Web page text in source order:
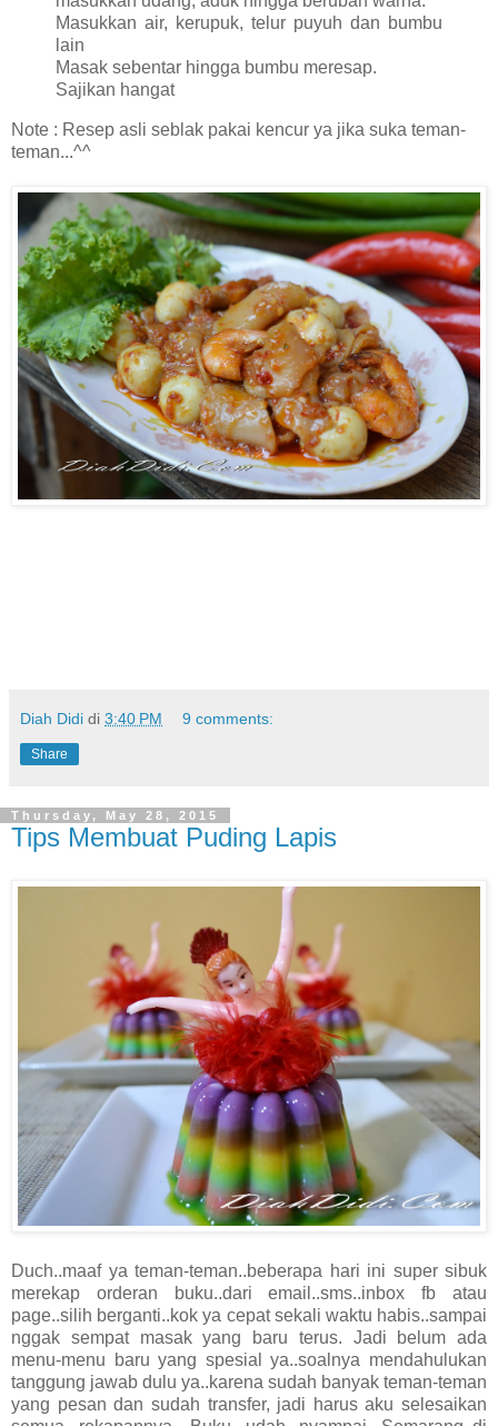
Masukkan air, kerupuk, telur puyuh dan bumbu
lain
Masak sebentar hingga bumbu meresap.
Sajikan hangat
Note : Resep asli seblak pakai kencur ya jika suka teman-
teman...^^
Diah Didi di 3:40 PM 9 comments:
Share
Thursday, May 28, 2015
Tips Membuat Puding Lapis
Duch..maaf ya teman-teman..beberapa hari ini super sibuk
merekap orderan buku..dari email..sms..inbox fb atau
page..silih berganti..kok ya cepat sekali waktu habis..sampai
nggak sempat masak yang baru terus. Jadi belum ada
menu-menu baru yang spesial ya..soalnya mendahulukan
tanggung jawab dulu ya..karena sudah banyak teman-teman
yang pesan dan sudah transfer, jadi harus aku selesaikan